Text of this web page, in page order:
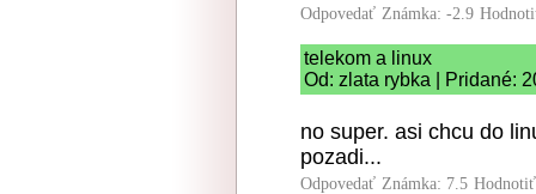
Odpovedať Známka: -2.9
telekom a linux
Od: zlata rybka | Pridané:
no super. asi chcu do
pozadi...
Odpovedať Známka: 7.5